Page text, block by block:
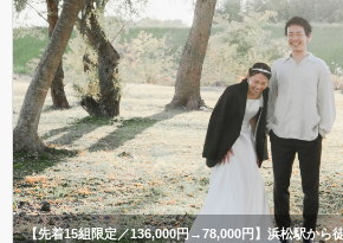
【先着15組限定／136,000円→78,000円】浜松駅から